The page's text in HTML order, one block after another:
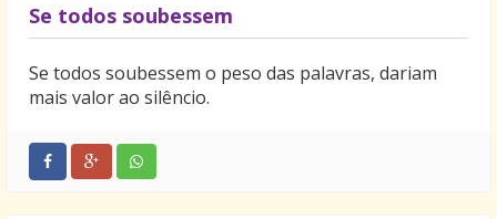
Se todos soubessem
Se todos soubessem o peso das palavras, dariam
mais valor ao silêncio.